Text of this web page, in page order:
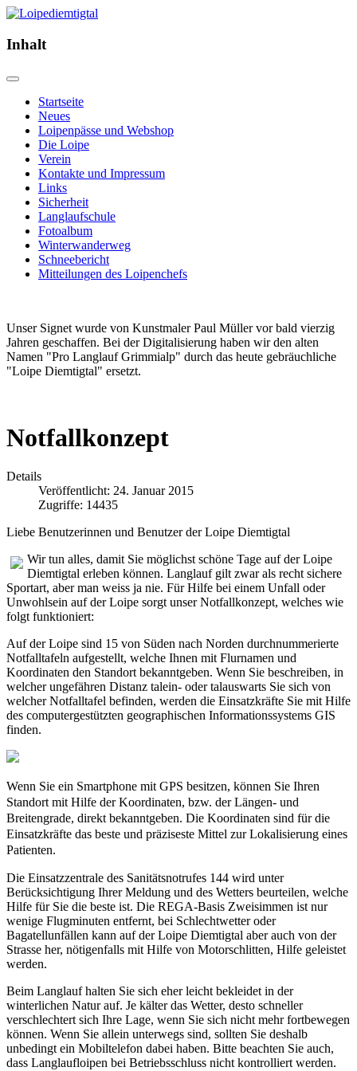
Inhalt
Startseite
Neues
Loipenpässe und Webshop
Die Loipe
Verein
Kontakte und Impressum
Links
Sicherheit
Langlaufschule
Fotoalbum
Winterwanderweg
Schneebericht
Mitteilungen des Loipenchefs
Unser Signet wurde von Kunstmaler Paul Müller vor bald vierzig
Jahren geschaffen. Bei der Digitalisierung haben wir den alten
Namen "Pro Langlauf Grimmialp" durch das heute gebräuchliche
"Loipe Diemtigtal" ersetzt.
Notfallkonzept
Details
Veröffentlicht: 24. Januar 2015
Zugriffe: 14435
Liebe Benutzerinnen und Benutzer der Loipe Diemtigtal
Wir tun alles, damit Sie möglichst schöne Tage auf der Loipe
Diemtigtal erleben können. Langlauf gilt zwar als recht sichere
Sportart, aber man weiss ja nie. Für Hilfe bei einem Unfall oder
Unwohlsein auf der Loipe sorgt unser Notfallkonzept, welches wie
folgt funktioniert:
Auf der Loipe sind 15 von Süden nach Norden durchnummerierte
Notfalltafeln aufgestellt, welche Ihnen mit Flurnamen und
Koordinaten den Standort bekanntgeben. Wenn Sie beschreiben, in
welcher ungefähren Distanz talein- oder talauswarts Sie sich von
welcher Notfalltafel befinden, werden die Einsatzkräfte Sie mit Hilfe
des computergestützten geographischen Informationssystems GIS
finden.
Wenn Sie ein Smartphone mit GPS besitzen, können Sie Ihren
Standort mit Hilfe der Koordinaten, bzw. der Längen- und
Breitengrade, direkt bekanntgeben. Die Koordinaten sind für die
Einsatzkräfte das beste und präziseste Mittel zur Lokalisierung eines
Patienten.
Die Einsatzzentrale des Sanitätsnotrufes 144 wird unter
Berücksichtigung Ihrer Meldung und des Wetters beurteilen, welche
Hilfe für Sie die beste ist. Die REGA-Basis Zweisimmen ist nur
wenige Flugminuten entfernt, bei Schlechtwetter oder
Bagatellunfällen kann auf der Loipe Diemtigtal aber auch von der
Strasse her, nötigenfalls mit Hilfe von Motorschlitten, Hilfe geleistet
werden.
Beim Langlauf halten Sie sich eher leicht bekleidet in der
winterlichen Natur auf. Je kälter das Wetter, desto schneller
verschlechtert sich Ihre Lage, wenn Sie sich nicht mehr fortbewegen
können. Wenn Sie allein unterwegs sind, sollten Sie deshalb
unbedingt ein Mobiltelefon dabei haben. Bitte beachten Sie auch,
dass Langlaufloipen bei Betriebsschluss nicht kontrolliert werden.